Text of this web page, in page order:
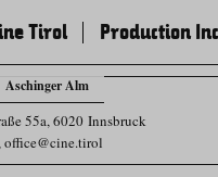
Aschinger Alm
Tirol Production
55a, 6020 Innsbruck
office@cine.tirol